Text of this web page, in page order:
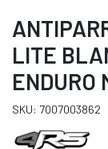
LITE
ENDURO
SKU: 7007003862